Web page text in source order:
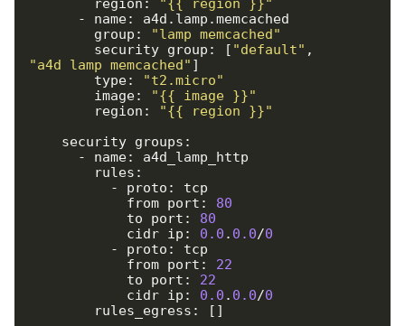
        region:
"{{ region }}"
        group:
"lamp_memcached"
        security_group: [
"default"
"a4d_lamp_memcached" ]
        type:
"t2.micro"
        image:
"{{ image }}"
        region:
"{{ region }}"
            from_port:
80
            to_port:
80
            cidr_ip:
0.0 . 0.0/0
            from_port:
22
            to_port:
22
            cidr_ip:
0.0 . 0.0/0